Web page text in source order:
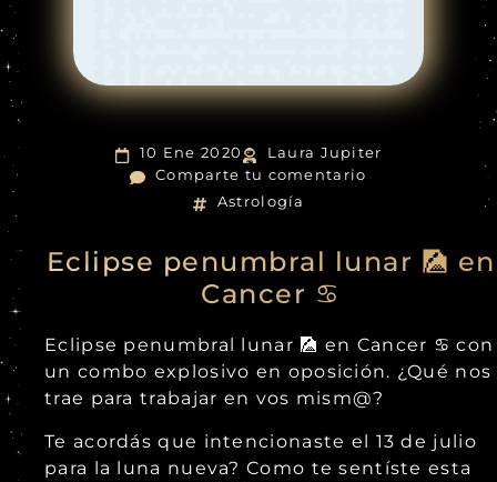
10 Ene 2020
Laura Jupiter
Comparte tu comentario
Astrología
Eclipse penumbral lunar 🎑 en
Cancer ♋
Eclipse penumbral lunar 🎑 en Cancer ♋ con
un combo explosivo en oposición. ¿Qué nos
trae para trabajar en vos mism@?
Te acordás que intencionaste el 13 de julio
para la luna nueva? Como te sentíste esta